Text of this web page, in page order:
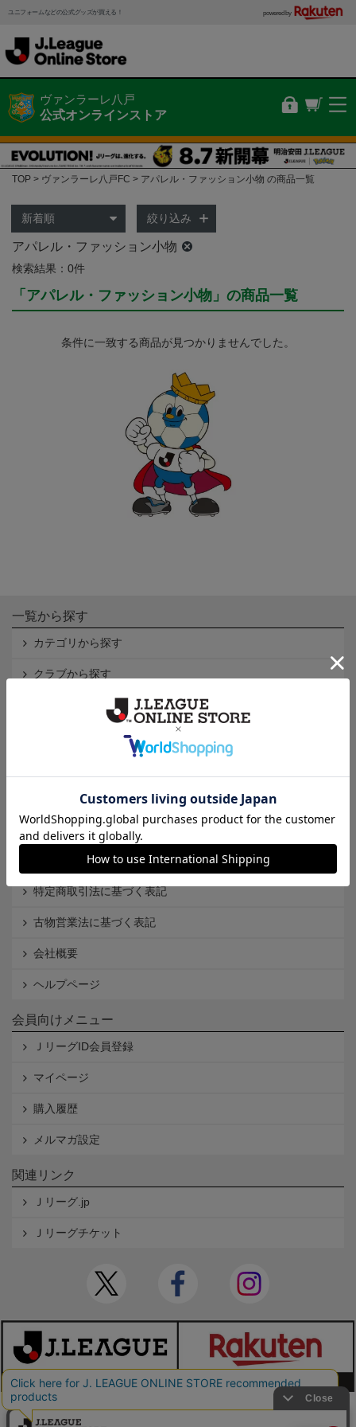
ユニフォームなどの公式グッズが買える！ powered by
ヴァンラーレ八戸
公式オンラインストア
TOP ヴァンラーレ八戸FC アパレル・ファッション小物 の商品一覧
絞り込み
アパレル・ファッション小物
検索結果：0件
「アパレル・ファッション小物」の商品一覧
条件に一致する商品が見つかりませんでした。
一覧から探す
カテゴリから探す
クラブから探す
Ｊ2
インフォメーション
個人情報保護方針
Cookieポリシー
特定商取引法に基づく表記
古物営業法に基づく表記
会社概要
ヘルプページ
会員向けメニュー
ＪリーグID会員登録
マイページ
購入履歴
メルマガ設定
関連リンク
Ｊリーグ.jp
Ｊリーグチケット